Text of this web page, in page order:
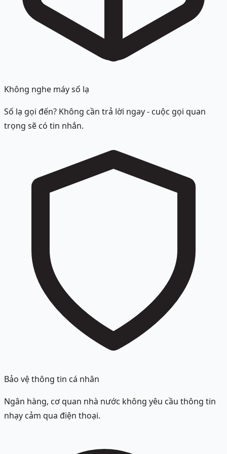
Không nghe máy số lạ
Số lạ gọi đến? Không cần trả lời ngay - cuộc gọi quan
trọng sẽ có tin nhắn.
Bảo vệ thông tin cá nhân
Ngân hàng, cơ quan nhà nước không yêu cầu thông tin
nhạy cảm qua điện thoại.